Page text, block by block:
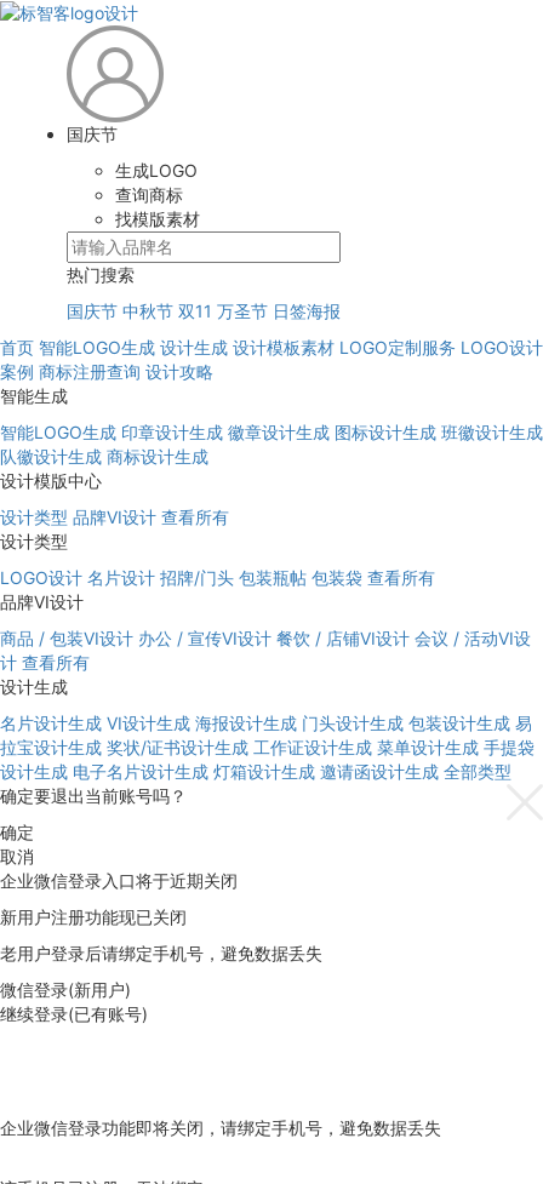
国庆节
生成LOGO
查询商标
找模版素材
热门搜索
国庆节 中秋节 双11 万圣节 日签海报
首页 智能LOGO生成 设计生成 设计模板素材 LOGO定制服务 LOGO设计
案例 商标注册查询 设计攻略
智能生成
智能LOGO生成 印章设计生成 徽章设计生成 图标设计生成 班徽设计生成
队徽设计生成 商标设计生成
设计模版中心
设计类型 品牌VI设计 查看所有
设计类型
LOGO设计 名片设计 招牌/门头 包装瓶帖 包装袋 查看所有
品牌VI设计
商品 / 包装VI设计 办公 / 宣传VI设计 餐饮 / 店铺VI设计 会议 / 活动VI设
计 查看所有
设计生成
名片设计生成 VI设计生成 海报设计生成 门头设计生成 包装设计生成 易
拉宝设计生成 奖状/证书设计生成 工作证设计生成 菜单设计生成 手提袋
设计生成 电子名片设计生成 灯箱设计生成 邀请函设计生成 全部类型
确定要退出当前账号吗？
确定
取消
企业微信登录入口将于近期关闭
新用户注册功能现已关闭
老用户登录后请绑定手机号，避免数据丢失
微信登录(新用户)
继续登录(已有账号)
企业微信登录功能即将关闭，请绑定手机号，避免数据丢失